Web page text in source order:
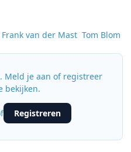
Frank van der Mast Tom Blom
Meld je aan of registreer
bekijken.
Registreren